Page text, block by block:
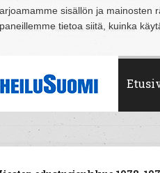
sisällön ja
tietoa siitä, kuinka
Helsinki Hämeenlinna Joensuu